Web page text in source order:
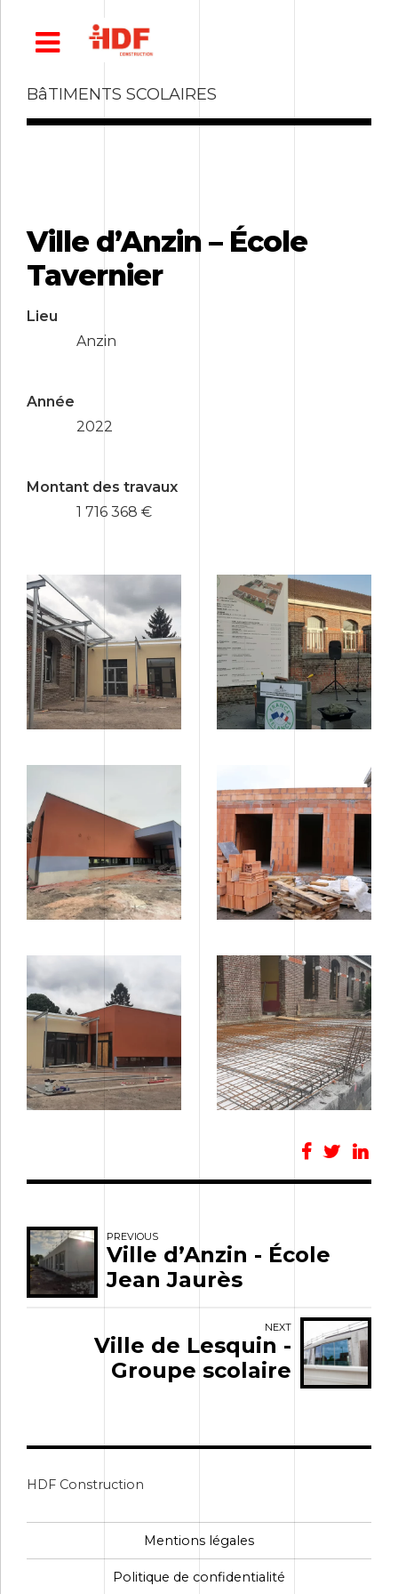
BâTIMENTS SCOLAIRES
Ville d’Anzin – École
Tavernier
Lieu
Anzin
Année
2022
Montant des travaux
1 716 368 €
PREVIOUS
Ville d’Anzin - École
Jean Jaurès
NEXT
Ville de Lesquin -
Groupe scolaire
HDF Construction
Mentions légales
Politique de confidentialité